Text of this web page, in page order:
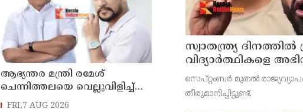
ആഭ്യന്തര മന്ത്രി രമേശ്
ചെന്നിത്തലയെ വെല്ലുവിളിച്ച്
അ‍ർജുൻ ആയങ്കി ; വിരട്ടരുത്..
FRI,7 AUG 2026
സ്വാതന്ത്ര്യ ദിനത്തില്‍
വിദ്യാര്‍ത്ഥികളെ
ചെയ്യണം;
ദീപ്കെ
സെപ്റ്റംബര്‍ മുതല്‍
തീരുമാനിച്ചിട്ടുണ്ട്.